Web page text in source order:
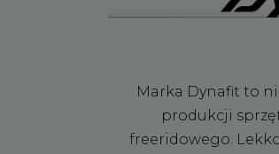
Marka Dynafit to
produkcji
freeridowego.